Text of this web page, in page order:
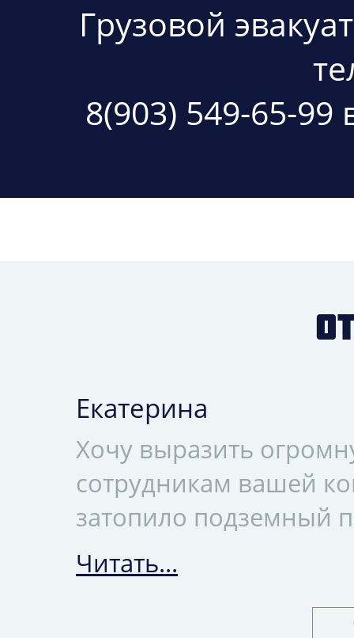
Грузовой
8(903) 549-65-
Екатерина
Хочу выразить
сотрудникам вашей
затопило подземный
Читать...